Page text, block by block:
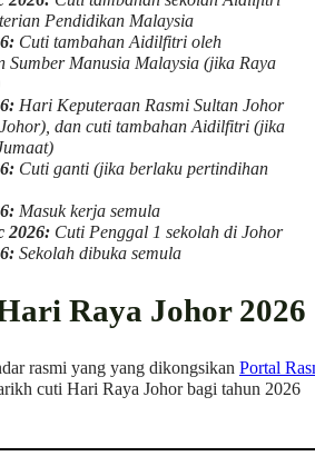
Pendidikan Malaysia
Cuti tambahan Aidilfitri oleh
Sumber Manusia Malaysia (jika Raya
Hari Keputeraan Rasmi Sultan Johor
dan cuti tambahan Aidilfitri (jika
Cuti ganti (jika berlaku pertindihan
Masuk kerja semula
2026: Cuti Penggal 1 sekolah di Johor
Sekolah dibuka semula
Raya Johor 2026
rasmi yang yang dikongsikan Portal
cuti Hari Raya Johor bagi tahun 2026